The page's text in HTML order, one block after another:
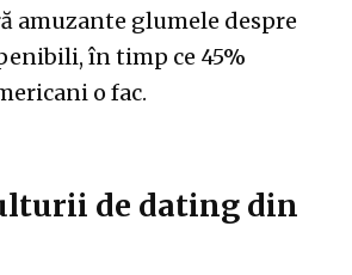
amuzante glumele despre
în timp ce 45%
o fac.
de dating din